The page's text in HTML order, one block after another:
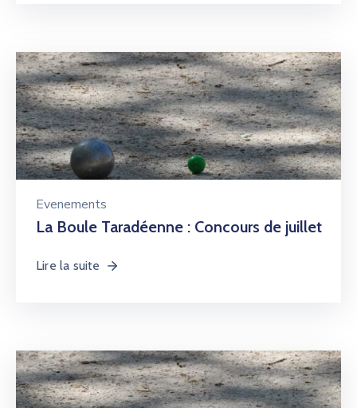
Evenements
La Boule Taradéenne : Concours de juillet
Lire la suite